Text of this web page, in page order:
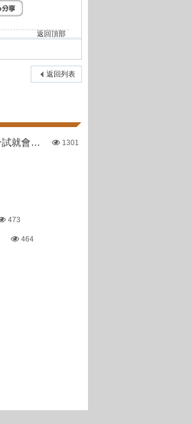
返回頂部
返回列表
哪些直資學校只需要看第一次呈分試就會出offer 1301
473
464